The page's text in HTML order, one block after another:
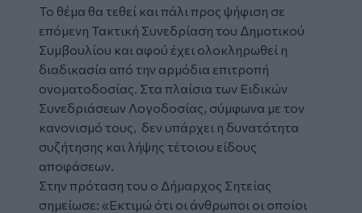
Το θέμα θα τεθεί και πάλι προς ψήφιση σε
επόμενη Τακτική Συνεδρίαση του Δημοτικού
Συμβουλίου και αφού έχει ολοκληρωθεί η
διαδικασία από την αρμόδια επιτροπή
ονοματοδοσίας. Στα πλαίσια των Ειδικών
Συνεδριάσεων Λογοδοσίας, σύμφωνα με τον
κανονισμό τους, δεν υπάρχει η δυνατότητα
συζήτησης και λήψης τέτοιου είδους
αποφάσεων.
Στην πρόταση του ο Δήμαρχος Σητείας
σημείωσε: «Εκτιμώ ότι οι άνθρωποι οι οποίοι